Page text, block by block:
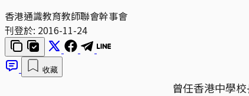
香港通識教育教師聯會幹事會
刊登於: 2016-11-24
收藏
曾任香港中學